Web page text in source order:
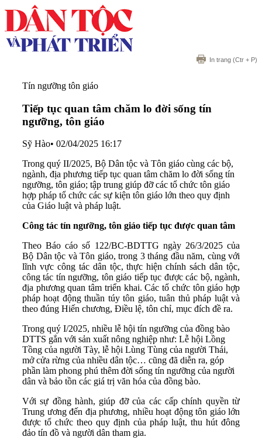
In trang (Ctr + P)
Tín ngưỡng tôn giáo
Tiếp tục quan tâm chăm lo đời sống tín
ngưỡng, tôn giáo
Sỹ Hào• 02/04/2025 16:17
Trong quý II/2025, Bộ Dân tộc và Tôn giáo cùng các bộ,
ngành, địa phương tiếp tục quan tâm chăm lo đời sống tín
ngưỡng, tôn giáo; tập trung giúp đỡ các tổ chức tôn giáo
hợp pháp tổ chức các sự kiện tôn giáo lớn theo quy định
của Giáo luật và pháp luật.
Công tác tín ngưỡng, tôn giáo tiếp tục được quan tâm
Theo Báo cáo số 122/BC-BDTTG ngày 26/3/2025 của
Bộ Dân tộc và Tôn giáo, trong 3 tháng đầu năm, cùng với
lĩnh vực công tác dân tộc, thực hiện chính sách dân tộc,
công tác tín ngưỡng, tôn giáo tiếp tục được các bộ, ngành,
địa phương quan tâm triển khai. Các tổ chức tôn giáo hợp
pháp hoạt động thuần túy tôn giáo, tuân thủ pháp luật và
theo đúng Hiến chương, Điều lệ, tôn chỉ, mục đích đề ra.
Trong quý I/2025, nhiều lễ hội tín ngưỡng của đồng bào
DTTS gắn với sản xuất nông nghiệp như: Lễ hội Lồng
Tồng của người Tày, lễ hội Lùng Tùng của người Thái,
mở cửa rừng của nhiều dân tộc… cũng đã diễn ra, góp
phần làm phong phú thêm đời sống tín ngưỡng của người
dân và bảo tồn các giá trị văn hóa của đồng bào.
Với sự đồng hành, giúp đỡ của các cấp chính quyền từ
Trung ương đến địa phương, nhiều hoạt động tôn giáo lớn
được tổ chức theo quy định của pháp luật, thu hút đông
đảo tín đồ và người dân tham gia.